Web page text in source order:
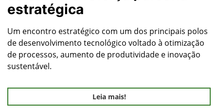
estratégica
Um encontro estratégico com um dos principais polos
de desenvolvimento tecnológico voltado à otimização
de processos, aumento de produtividade e inovação
sustentável.
Leia mais!